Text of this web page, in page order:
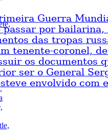
Guerra
passar por
das tropas
tenente-coronel,
os documentos
ser o General
envolvido com